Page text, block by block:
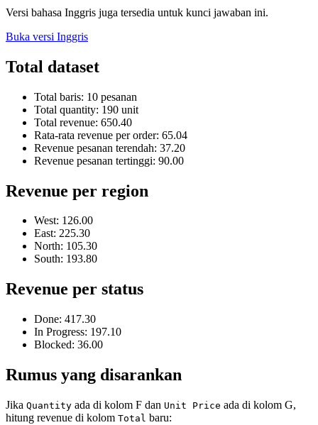
Versi bahasa Inggris juga tersedia untuk kunci jawaban ini.
Buka versi Inggris
Total dataset
Total baris: 10 pesanan
Total quantity: 190 unit
Total revenue: 650.40
Rata-rata revenue per order: 65.04
Revenue pesanan terendah: 37.20
Revenue pesanan tertinggi: 90.00
Revenue per region
West: 126.00
East: 225.30
North: 105.30
South: 193.80
Revenue per status
Done: 417.30
In Progress: 197.10
Blocked: 36.00
Rumus yang disarankan
Jika Quantity ada di kolom F dan Unit Price ada di kolom G,
hitung revenue di kolom Total baru: